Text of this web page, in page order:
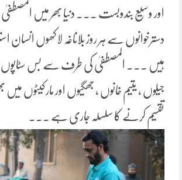
اور وسیع بندوبست ۔۔۔ دنیا بھر میں
دسترخوانوں سے ہر روز بلاناغہ لاکھوں انسان
ہیں ۔۔۔ المصطفیٰ کی طرف سے بس سٹاپوں ،
جیلوں ، یتیم خانوں ، جھگیوں اور مارکیٹوں میں
تقسیم کرنے کا سلسلہ جاری ہے ۔۔۔